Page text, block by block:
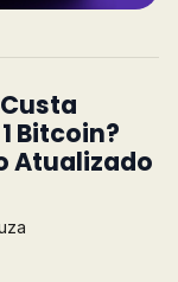
Bitcoin?
Atualizado